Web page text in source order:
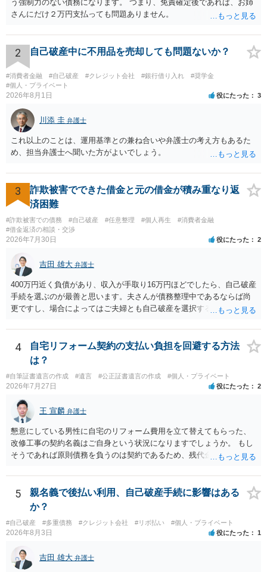
う強制力のない債務になります。 つまり、免責確定後であれば、お姉
さんにだけ２万円支払っても問題ありません。
2 自己破産中に不用品を売却しても問題ないか？
#消費者金融 #自己破産 #クレジット会社 #銀行借り入れ
#奨学金
#個人・プライベート
2026年8月1日 役にたった 3
川添 圭 弁護士
これ以上のことは、運用基準との兼ね合いや弁護士の考え方もあるた
め、担当弁護士へ聞いた方がよいでしょう。
3
詐欺被害でできた借金と元の借金が積み重なり返
済困難
#詐欺被害での債務 #自己破産 #任意整理 #個人再生
#消費者金融
#借金返済の相談・交渉
2026年7月30日 役にたった 2
吉田 雄大 弁護士
400万円近く負債があり、収入が手取り16万円ほどでしたら、自己破産
手続を選ぶのが最善と思います。夫さんが債務整理中であるならば尚
更ですし、場合によってはご夫婦とも自己破産を選択する方法もある
4
自宅リフォーム契約の支払い負担を回避する方法
は？
#自筆証書遺言の作成 #遺言 #公正証書遺言の作成 #個人・プライベート
2026年7月27日 役にたった 2
王 宣麟 弁護士
懇意にしている男性に自宅のリフォーム費用を立て替えてもらった、
改修工事の契約名義はご自身という状況になりますでしょうか。 もし
そうであれば原則債務を負うのは契約であるため、残代金を捻出して
ます。 入籍した場合でも、原則契約者が単独で全ての債務を負うこと
には変わりがありません。 なかなか対応に難しい案件であり、公開の
場でアドバイスを行うのも限界があるように思われますので、資料等
を持参のうえ個別に弁護士に相談されることをお勧めします。
5
親名義で後払い利用、自己破産手続に影響はある
か？
#自己破産 #多重債務 #クレジット会社 #リボ払い #個人・プライベート
2026年8月3日 役にたった 1
吉田 雄大 弁護士